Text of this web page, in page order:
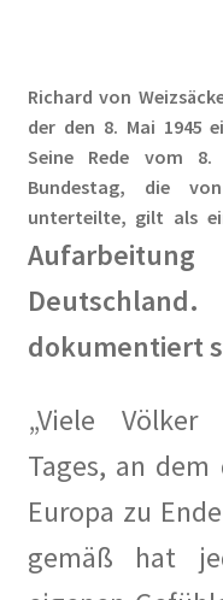
BewohnerInnen
Buchempfehlungen
Calendar
Damals war’s …
Rheinischen Viertel
Alexander Graf
Arthur Koestler
Richard von
der den 8. Mai 1945
Seine Rede vom
Bundestag, die
unterteilte, gilt als
dokumentiert
„Viele
Tages, an
Europa zu
gemäß hat